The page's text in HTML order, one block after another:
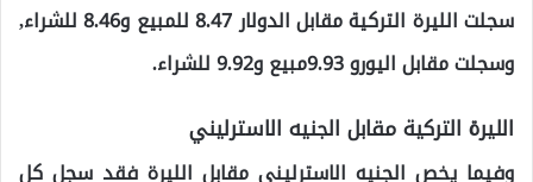
سجلت الليرة التركية مقابل الدولار 8.47 للمبيع و8.46 للشراء,
وسجلت مقابل اليورو 9.93مبيع و9.92 للشراء.
الليرة التركية مقابل الجنيه الاسترليني
وفيما يخص الجنيه الاسترليني مقابل الليرة فقد سجل كل